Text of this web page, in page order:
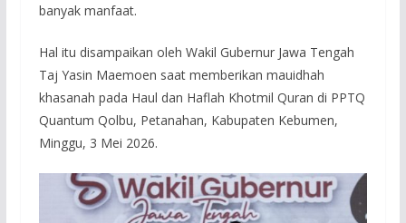
banyak manfaat.
Hal itu disampaikan oleh Wakil Gubernur Jawa Tengah
Taj Yasin Maemoen saat memberikan mauidhah
khasanah pada Haul dan Haflah Khotmil Quran di PPTQ
Quantum Qolbu, Petanahan, Kabupaten Kebumen,
Minggu, 3 Mei 2026.